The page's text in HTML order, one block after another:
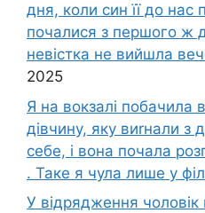
дня, коли син її до
почалися з першого ж
невістка не вийшла
2025
Я на вокзалі побачила
дівчину, яку виrнали з
себе, і вона почала
. Таке я чула лише у
У відрядження